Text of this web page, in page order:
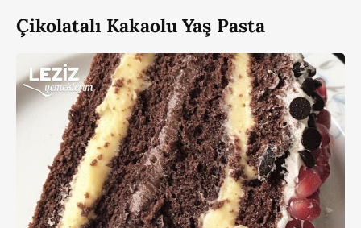
Çikolatalı Kakaolu Yaş Pasta